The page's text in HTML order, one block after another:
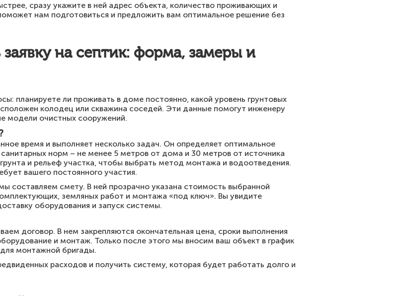
сразу укажите в ней адрес объекта, количество проживающих и
нам подготовиться и предложить вам оптимальное решение без
на септик: форма, замеры и
планируете ли проживать в доме постоянно, какой уровень грунтовых
колодец или скважина соседей. Эти данные помогут инженеру
модели очистных сооружений.
время и выполняет несколько задач. Он определяет оптимальное
норм – не менее 5 метров от дома и 30 метров от источника
и рельеф участка, чтобы выбрать метод монтажа и водоотведения.
вашего постоянного участия.
составляем смету. В ней прозрачно указана стоимость выбранной
земляных работ и монтажа «под ключ». Вы увидите
оборудования и запуск системы.
договор. В нем закрепляются окончательная цена, сроки выполнения
и монтаж. Только после этого мы вносим ваш объект в график
монтажной бригады.
расходов и получить систему, которая будет работать долго и